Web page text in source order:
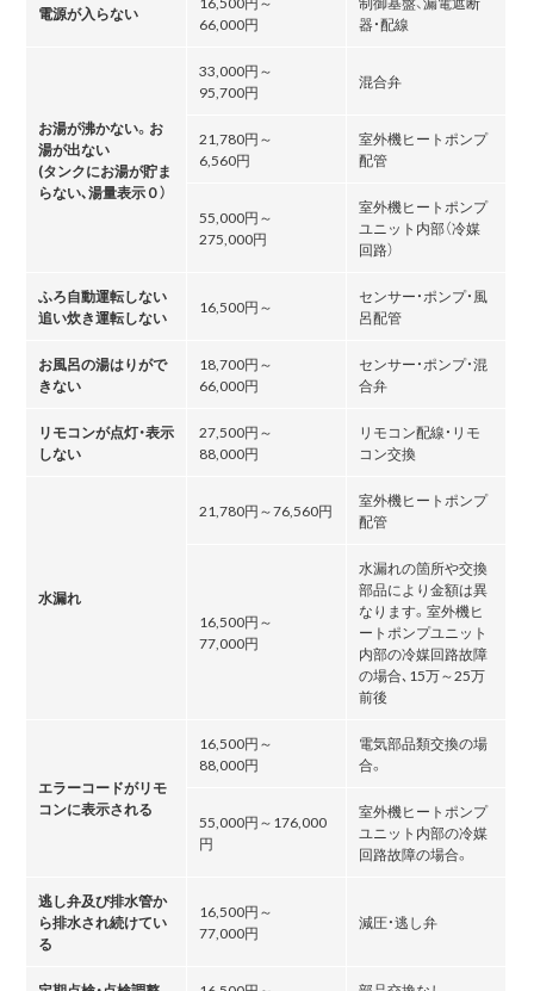
電源が入らない
66,000円
器・配線
お湯が沸かない。お
湯が出ない
(タンクにお湯が貯ま
らない､湯量表示０）
33,000円～
95,700円
混合弁
21,780円～
6,560円
室外機ヒートポンプ
配管
55,000円～
275,000円
室外機ヒートポンプ
ユニット内部（冷媒
回路）
ふろ自動運転しない
追い炊き運転しない
16,500円～
センサー・ポンプ・風
呂配管
お風呂の湯はりがで
きない
18,700円～
66,000円
センサー・ポンプ・混
合弁
リモコンが点灯・表示
しない
27,500円～
88,000円
リモコン配線・リモ
コン交換
水漏れ
21,780円～76,560円
室外機ヒートポンプ
配管
16,500円～
77,000円
水漏れの箇所や交換
部品により金額は異
なります。室外機ヒ
ートポンプユニット
内部の冷媒回路故障
の場合､15万～25万
前後
エラーコードがリモ
コンに表示される
16,500円～
88,000円
電気部品類交換の場
合。
55,000円～176,000
円
室外機ヒートポンプ
ユニット内部の冷媒
回路故障の場合。
逃し弁及び排水管か
ら排水され続けてい
る
16,500円～
77,000円
減圧・逃し弁